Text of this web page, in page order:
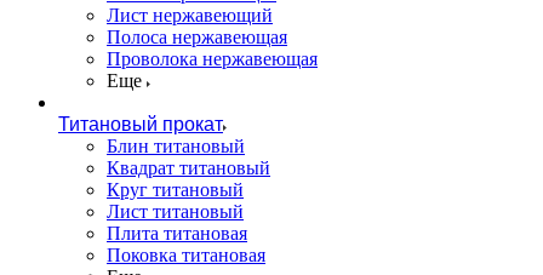
Лист нержавеющий
Полоса нержавеющая
Проволока нержавеющая
Еще
Титановый прокат
Блин титановый
Квадрат титановый
Круг титановый
Лист титановый
Плита титановая
Поковка титановая